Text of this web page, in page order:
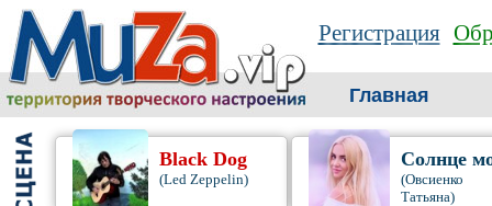
Регистрация
Главная
Black Dog
(Led Zeppelin)
Солнце
(Овсиенко
Татьяна)